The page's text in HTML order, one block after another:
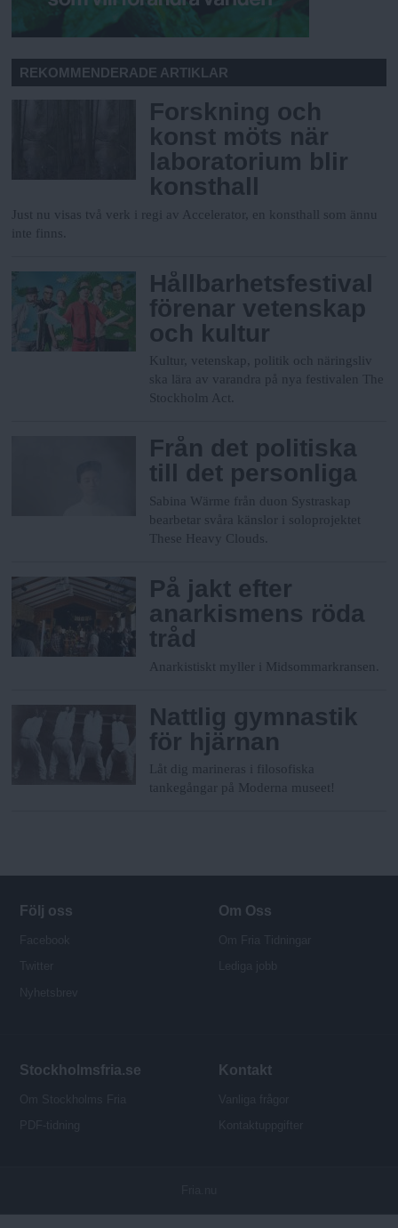
REKOMMENDERADE ARTIKLAR
Forskning och
konst möts när
laboratorium blir
konsthall
Just nu visas två verk i regi av Accelerator, en konsthall som ännu
inte finns.
Hållbarhetsfestival
förenar vetenskap
och kultur
Kultur, vetenskap, politik och näringsliv
ska lära av varandra på nya festivalen The
Stockholm Act.
Från det politiska
till det personliga
Sabina Wärme från duon Systraskap
bearbetar svåra känslor i soloprojektet
These Heavy Clouds.
På jakt efter
anarkismens röda
tråd
Anarkistiskt myller i Midsommarkransen.
Nattlig gymnastik
för hjärnan
Låt dig marineras i filosofiska
tankegångar på Moderna museet!
Följ oss Om Oss
Stockholmsfria.se Kontakt